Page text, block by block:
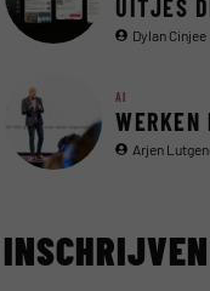
UITJES
Dylan Cinjee
AI
Arjen